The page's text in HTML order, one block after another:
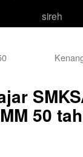
sireh
50